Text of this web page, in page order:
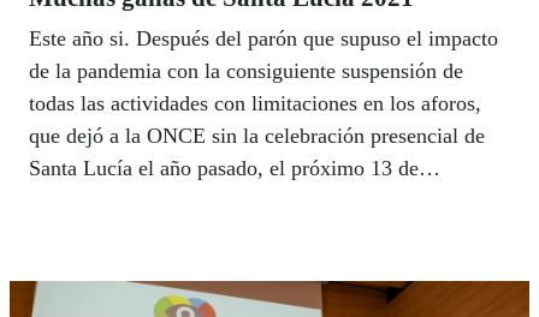
Este año si. Después del parón que supuso el impacto
de la pandemia con la consiguiente suspensión de
todas las actividades con limitaciones en los aforos,
que dejó a la ONCE sin la celebración presencial de
Santa Lucía el año pasado, el próximo 13 de
culturales, abiertas al público en su gran mayoría, para